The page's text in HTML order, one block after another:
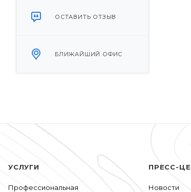
ОСТАВИТЬ ОТЗЫВ
БЛИЖАЙШИЙ ОФИС
УСЛУГИ
Профессиональная
ПРЕСС-
Новости